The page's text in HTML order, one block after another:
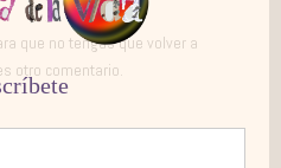
que no tengas que volver a
otro comentario.
de un año.